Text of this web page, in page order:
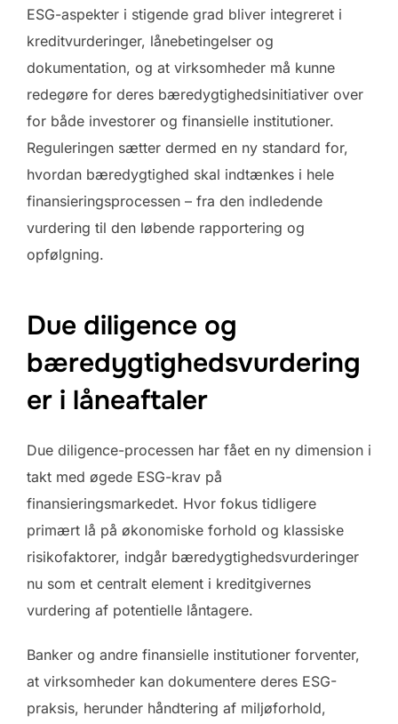
ESG-aspekter i stigende grad bliver integreret i
kreditvurderinger, lånebetingelser og
dokumentation, og at virksomheder må kunne
redegøre for deres bæredygtighedsinitiativer over
for både investorer og finansielle institutioner.
Reguleringen sætter dermed en ny standard for,
hvordan bæredygtighed skal indtænkes i hele
finansieringsprocessen – fra den indledende
vurdering til den løbende rapportering og
opfølgning.
Due diligence og
bæredygtighedsvurdering
er i låneaftaler
Due diligence-processen har fået en ny dimension i
takt med øgede ESG-krav på
finansieringsmarkedet. Hvor fokus tidligere
primært lå på økonomiske forhold og klassiske
risikofaktorer, indgår bæredygtighedsvurderinger
nu som et centralt element i kreditgivernes
vurdering af potentielle låntagere.
Banker og andre finansielle institutioner forventer,
at virksomheder kan dokumentere deres ESG-
praksis, herunder håndtering af miljøforhold,